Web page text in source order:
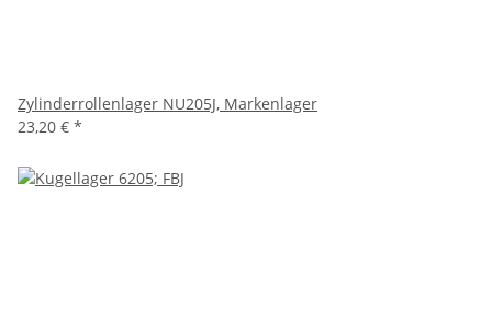
Zylinderrollenlager NU205J, Markenlager
23,20 € *